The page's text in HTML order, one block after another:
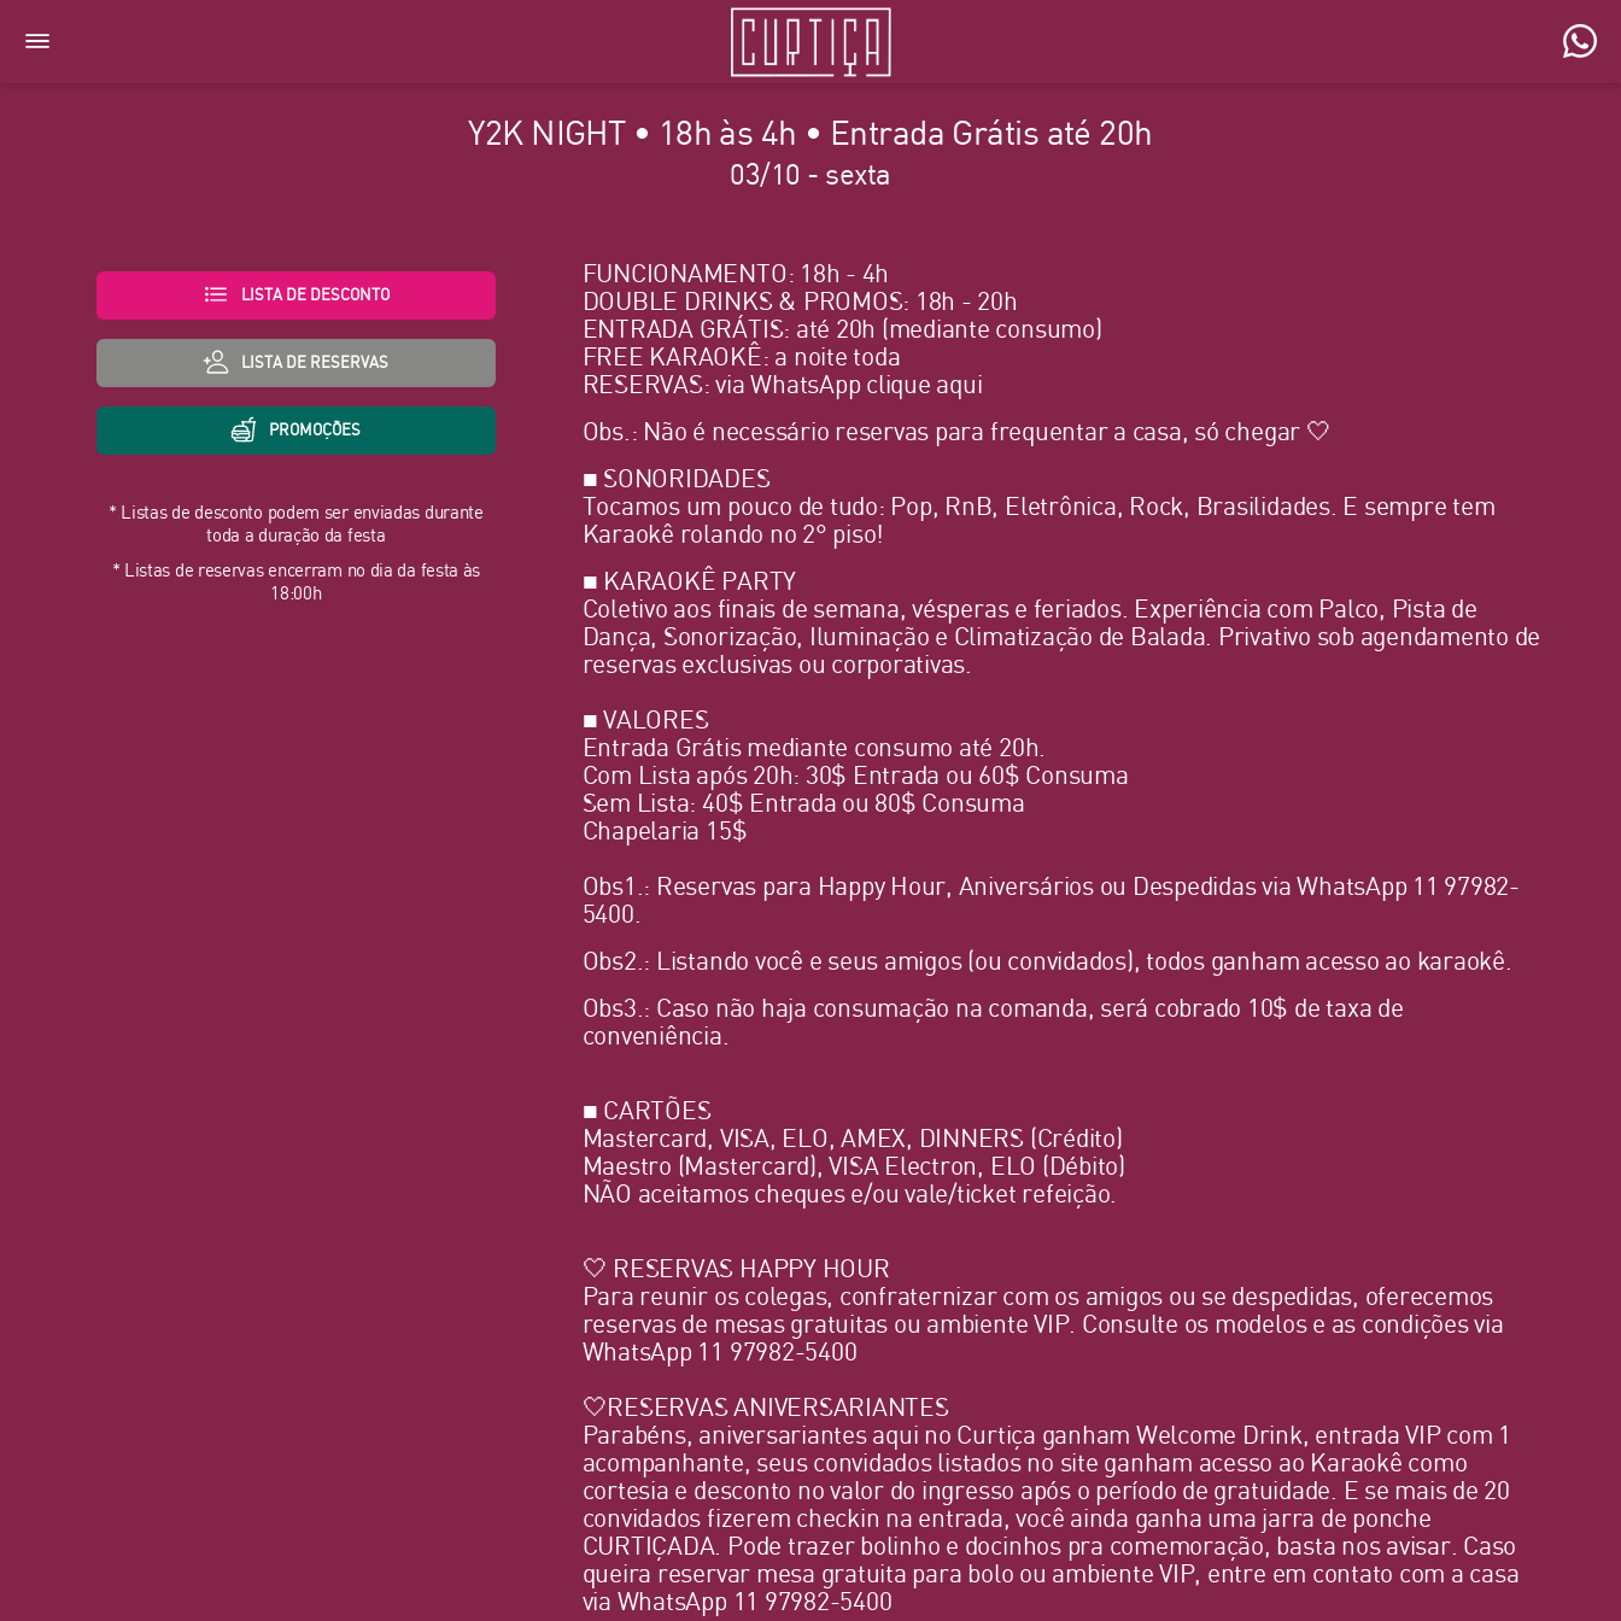
Y2K NIGHT • 18h às 4h • Entrada Grátis até 20h
03/10 - sexta
LISTA DE DESCONTO
LISTA DE RESERVAS
PROMOÇÕES
* Listas de desconto podem ser enviadas durante
toda a duração da festa
* Listas de reservas encerram no dia da festa às
18:00h
FUNCIONAMENTO: 18h - 4h
DOUBLE DRINKS & PROMOS: 18h - 20h
ENTRADA GRÁTIS: até 20h (mediante consumo)
FREE KARAOKÊ: a noite toda
RESERVAS: via WhatsApp clique aqui
Obs.: Não é necessário reservas para frequentar a casa, só chegar 🤍
■ SONORIDADES
Tocamos um pouco de tudo: Pop, RnB, Eletrônica, Rock, Brasilidades. E sempre tem
Karaokê rolando no 2° piso!
■ KARAOKÊ PARTY
Coletivo aos finais de semana, vésperas e feriados. Experiência com Palco, Pista de
Dança, Sonorização, Iluminação e Climatização de Balada. Privativo sob agendamento de
reservas exclusivas ou corporativas.
■ VALORES
Entrada Grátis mediante consumo até 20h.
Com Lista após 20h: 30$ Entrada ou 60$ Consuma
Sem Lista: 40$ Entrada ou 80$ Consuma
Chapelaria 15$
Obs1.: Reservas para Happy Hour, Aniversários ou Despedidas via WhatsApp 11 97982-
5400.
Obs2.: Listando você e seus amigos (ou convidados), todos ganham acesso ao karaokê.
Obs3.: Caso não haja consumação na comanda, será cobrado 10$ de taxa de
conveniência.
■ CARTÕES
Mastercard, VISA, ELO, AMEX, DINNERS (Crédito)
Maestro (Mastercard), VISA Electron, ELO (Débito)
NÃO aceitamos cheques e/ou vale/ticket refeição.
🤍 RESERVAS HAPPY HOUR
Para reunir os colegas, confraternizar com os amigos ou se despedidas, oferecemos
reservas de mesas gratuitas ou ambiente VIP. Consulte os modelos e as condições via
WhatsApp 11 97982-5400
🤍RESERVAS ANIVERSARIANTES
Parabéns, aniversariantes aqui no Curtiça ganham Welcome Drink, entrada VIP com 1
acompanhante, seus convidados listados no site ganham acesso ao Karaokê como
cortesia e desconto no valor do ingresso após o período de gratuidade. E se mais de 20
convidados fizerem checkin na entrada, você ainda ganha uma jarra de ponche
CURTIÇADA. Pode trazer bolinho e docinhos pra comemoração, basta nos avisar. Caso
queira reservar mesa gratuita para bolo ou ambiente VIP, entre em contato com a casa
via WhatsApp 11 97982-5400